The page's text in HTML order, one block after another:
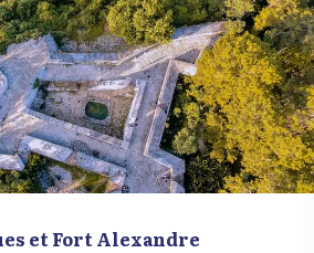
et Fort Alexandre